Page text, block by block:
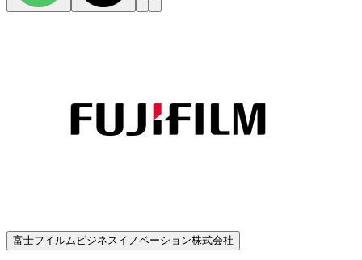
富士フイルムビジネスイノベーション株式会社